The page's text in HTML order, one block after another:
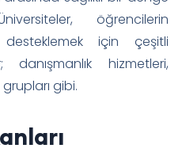
öğrencilerin
desteklemek için çeşitli
danışmanlık hizmetleri,
gibi.